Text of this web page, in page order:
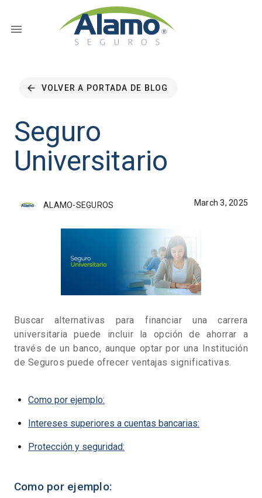
VOLVER A PORTADA DE BLOG
Seguro
Universitario
ALAMO-SEGUROS March 3, 2025
Buscar alternativas para financiar una carrera
universitaria puede incluir la opción de ahorrar a
través de un banco, aunque optar por una Institución
de Seguros puede ofrecer ventajas significativas.
Como por ejemplo:
Intereses superiores a cuentas bancarias:
Protección y seguridad:
Como por ejemplo: